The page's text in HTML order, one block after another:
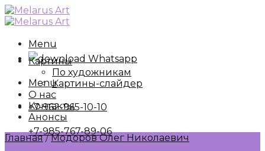
Skip
to
Menu
Whatsapp
Menu
+7-962-965-10-10
+7-985-767-89-06
Картины
По художникам
Картины-слайдер
О нас
Контакты
Анонсы
Главная / Модоров Олег Николаевич